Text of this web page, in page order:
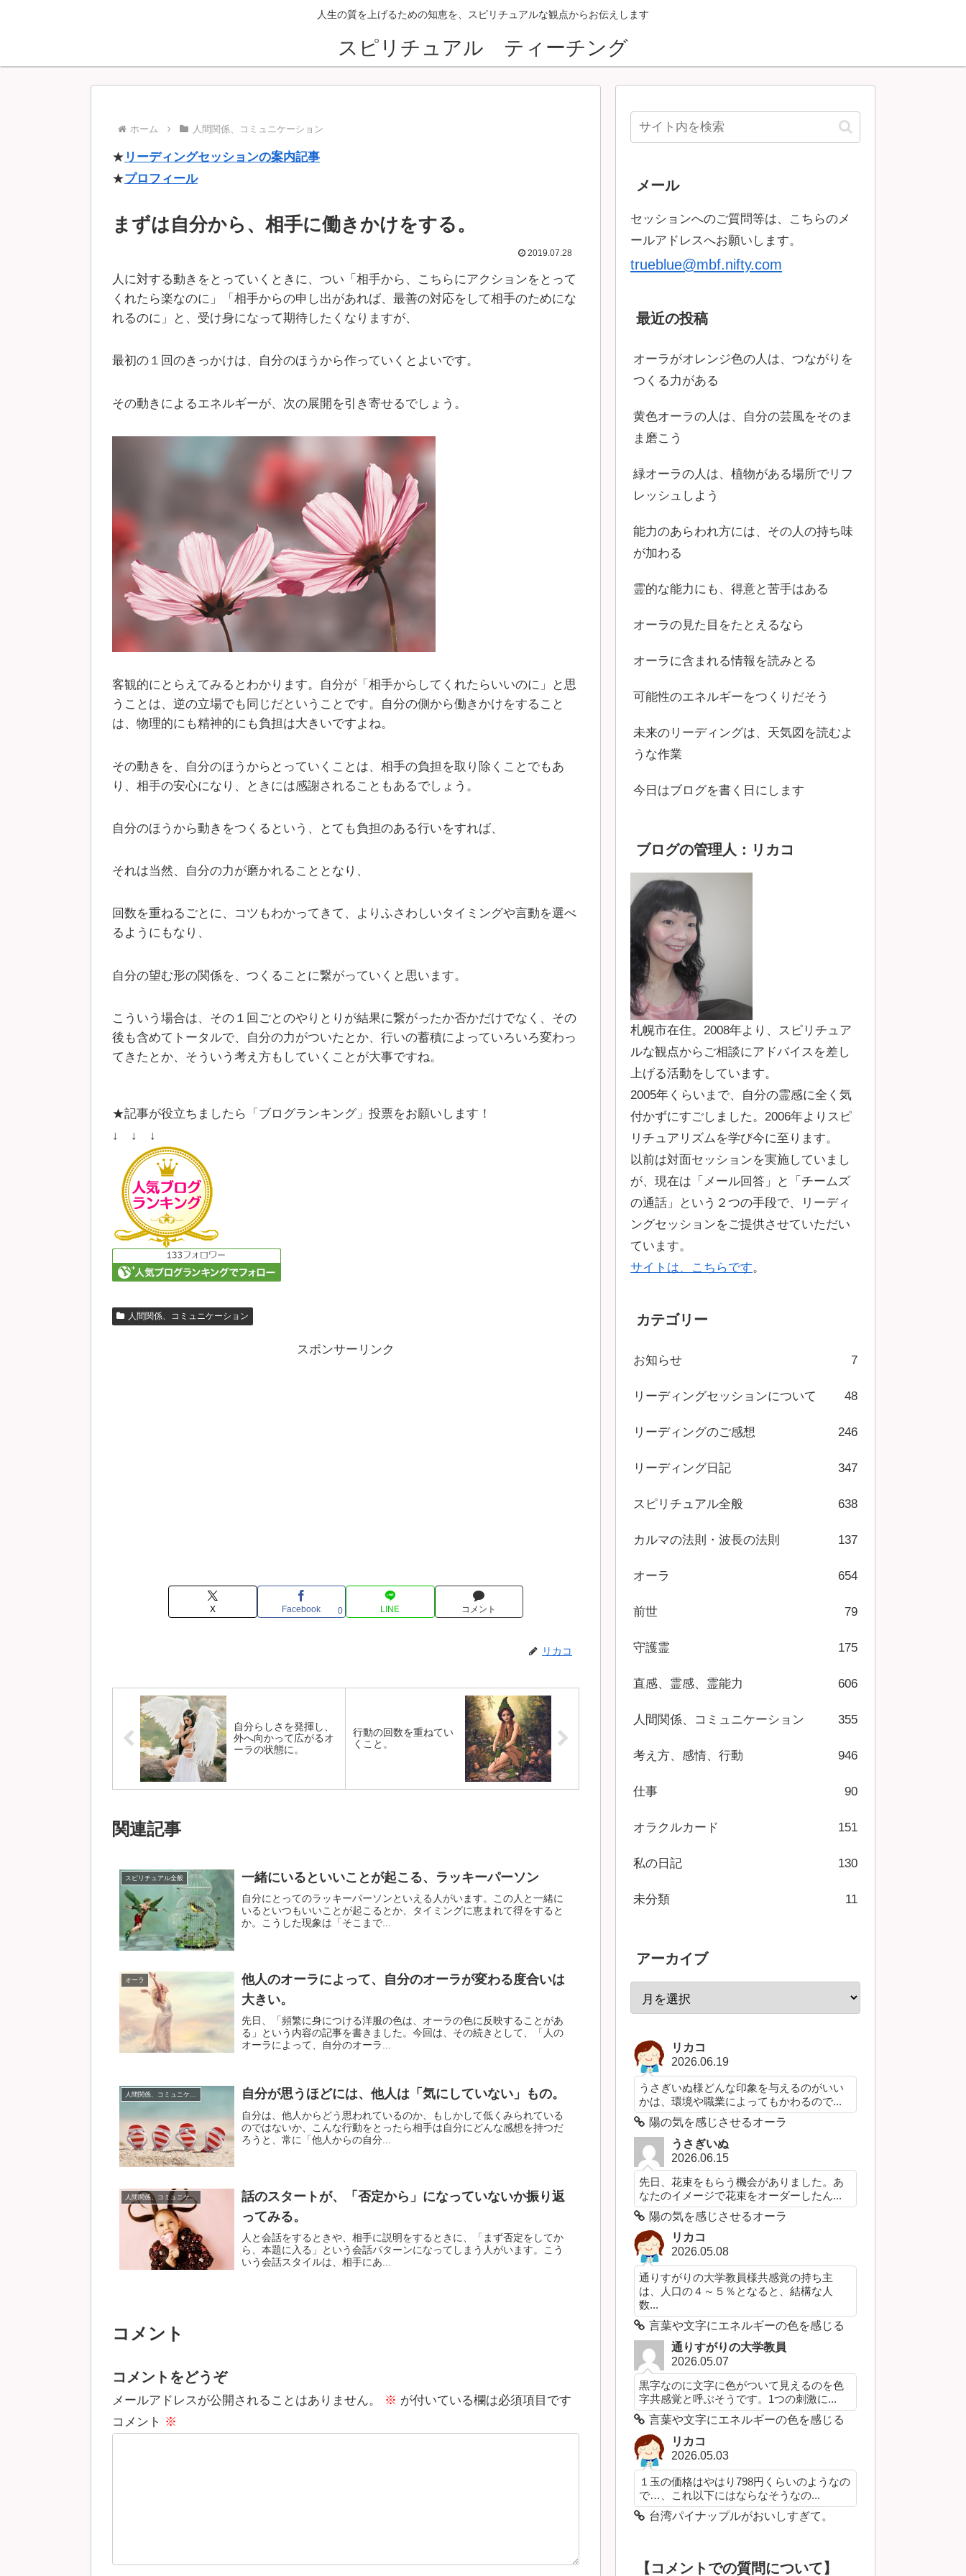
人生の質を上げるための知恵を、スピリチュアルな観点からお伝えします
スピリチュアル ティーチング
ホーム 人間関係、コミュニケーション
★ リーディングセッションの案内記事
★プロフィール
まずは自分から、相手に働きかけをする。
2019.07.28
人に対する動きをとっていくときに、つい「相手から、こちらにアクションをとって
くれたら楽なのに」「相手からの申し出があれば、最善の対応をして相手のためにな
れるのに」と、受け身になって期待したくなりますが、
最初の１回のきっかけは、自分のほうから作っていくとよいです。
その動きによるエネルギーが、次の展開を引き寄せるでしょう。
客観的にとらえてみるとわかります。自分が「相手からしてくれたらいいのに」と思
うことは、逆の立場でも同じだということです。自分の側から働きかけをすること
は、物理的にも精神的にも負担は大きいですよね。
その動きを、自分のほうからとっていくことは、相手の負担を取り除くことでもあ
り、相手の安心になり、ときには感謝されることもあるでしょう。
自分のほうから動きをつくるという、とても負担のある行いをすれば、
それは当然、自分の力が磨かれることとなり、
回数を重ねるごとに、コツもわかってきて、よりふさわしいタイミングや言動を選べ
るようにもなり、
自分の望む形の関係を、つくることに繋がっていくと思います。
こういう場合は、その１回ごとのやりとりが結果に繋がったか否かだけでなく、その
後も含めてトータルで、自分の力がついたとか、行いの蓄積によっていろいろ変わっ
てきたとか、そういう考え方もしていくことが大事ですね。
★記事が役立ちましたら「ブログランキング」投票をお願いします！
↓ ↓ ↓
人間関係、コミュニケーション
スポンサーリンク
X Facebook 0 LINE コメント
リカコ
自分らしさを発揮し、
外へ向かって広がるオ
ーラの状態に。
行動の回数を重ねてい
くこと。
関連記事
スピリチュアル全般 一緒にいるといいことが起こる、ラッキーパーソン
自分にとってのラッキーパーソンといえる人がいます。この人と一緒に
いるといつもいいことが起こるとか、タイミングに恵まれて得をすると
か。こうした現象は「そこまで...
オーラ
他人のオーラによって、自分のオーラが変わる度合いは
大きい。
先日、「頻繁に身につける洋服の色は、オーラの色に反映することがあ
る」という内容の記事を書きました。今回は、その続きとして、「人の
オーラによって、自分のオーラ...
人間関係、コミュニケーション 自分が思うほどには、他人は「気にしていない」もの。
自分は、他人からどう思われているのか、もしかして低くみられている
のではないか、こんな行動をとったら相手は自分にどんな感想を持つだ
ろうと、常に「他人からの自分...
人間関係、コミュニケーション
話のスタートが、「否定から」になっていないか振り返
ってみる。
人と会話をするときや、相手に説明をするときに、「まず否定をしてか
ら、本題に入る」という会話パターンになってしまう人がいます。こう
いう会話スタイルは、相手にあ...
コメント
コメントをどうぞ
メールアドレスが公開されることはありません。 ※ が付いている欄は必須項目です
コメント ※
メール
セッションへのご質問等は、こちらのメ
ールアドレスへお願いします。
trueblue@mbf.nifty.com
最近の投稿
オーラがオレンジ色の人は、つながりを
つくる力がある
黄色オーラの人は、自分の芸風をそのま
ま磨こう
緑オーラの人は、植物がある場所でリフ
レッシュしよう
能力のあらわれ方には、その人の持ち味
が加わる
霊的な能力にも、得意と苦手はある
オーラの見た目をたとえるなら
オーラに含まれる情報を読みとる
可能性のエネルギーをつくりだそう
未来のリーディングは、天気図を読むよ
うな作業
今日はブログを書く日にします
ブログの管理人：リカコ
札幌市在住。2008年より、スピリチュア
ルな観点からご相談にアドバイスを差し
上げる活動をしています。
2005年くらいまで、自分の霊感に全く気
付かずにすごしました。2006年よりスピ
リチュアリズムを学び今に至ります。
以前は対面セッションを実施していまし
が、現在は「メール回答」と「チームズ
の通話」という２つの手段で、リーディ
ングセッションをご提供させていただい
ています。
サイトは、こちらです。
カテゴリー
お知らせ 7
リーディングセッションについて 48
リーディングのご感想 246
リーディング日記 347
スピリチュアル全般 638
カルマの法則・波長の法則 137
オーラ 654
前世 79
守護霊 175
直感、霊感、霊能力 606
人間関係、コミュニケーション 355
考え方、感情、行動 946
仕事 90
オラクルカード 151
私の日記 130
未分類 11
アーカイブ
リカコ
2026.06.19
うさぎいぬ様どんな印象を与えるのがいい
かは、環境や職業によってもかわるので...
陽の気を感じさせるオーラ
うさぎいぬ
2026.06.15
先日、花束をもらう機会がありました。あ
なたのイメージで花束をオーダーしたん...
陽の気を感じさせるオーラ
リカコ
2026.05.08
通りすがりの大学教員様共感覚の持ち主
は、人口の４～５％となると、結構な人
数...
言葉や文字にエネルギーの色を感じる
通りすがりの大学教員
2026.05.07
黒字なのに文字に色がついて見えるのを色
字共感覚と呼ぶそうです。1つの刺激に...
言葉や文字にエネルギーの色を感じる
リカコ
2026.05.03
１玉の価格はやはり798円くらいのようなの
で…、これ以下にはならなそうなの...
台湾パイナップルがおいしすぎて。
【コメントでの質問について】